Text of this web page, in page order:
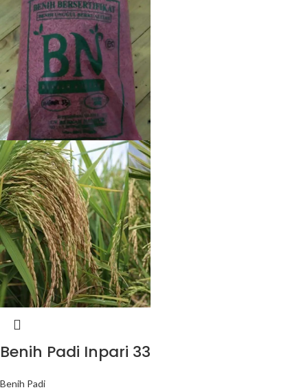
Benih Padi Inpari 33
Benih Padi